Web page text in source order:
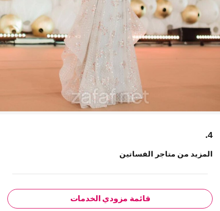
4.
المزيد من متاجر الفساتين
قائمة مزودي الخدمات